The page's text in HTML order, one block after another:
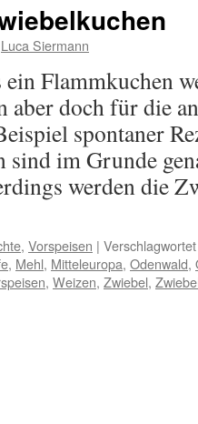
Luca Siermann
Flammkuchen
aber doch für die
spontaner
sind im Grunde
werden die
, Vorspeisen |
, Mehl, Mitteleuropa, Odenwald,
, Weizen, Zwiebel,